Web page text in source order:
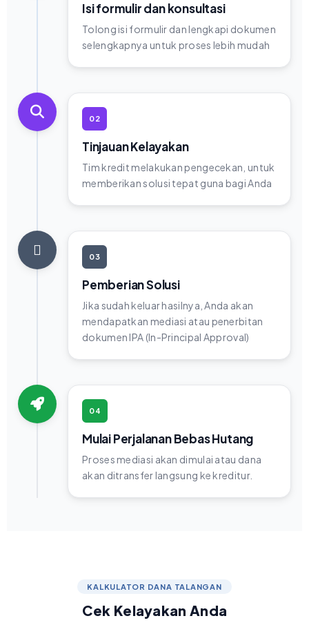
Isi formulir dan konsultasi
Tolong isi formulir dan lengkapi dokumen
selengkapnya untuk proses lebih mudah
02
Tinjauan Kelayakan
Tim kredit melakukan pengecekan, untuk
memberikan solusi tepat guna bagi Anda
03
Pemberian Solusi
Jika sudah keluar hasilnya, Anda akan
mendapatkan mediasi atau penerbitan
dokumen IPA (In-Principal Approval)
04
Mulai Perjalanan Bebas Hutang
Proses mediasi akan dimulai atau dana
akan ditransfer langsung ke kreditur.
KALKULATOR DANA TALANGAN
Cek Kelayakan Anda